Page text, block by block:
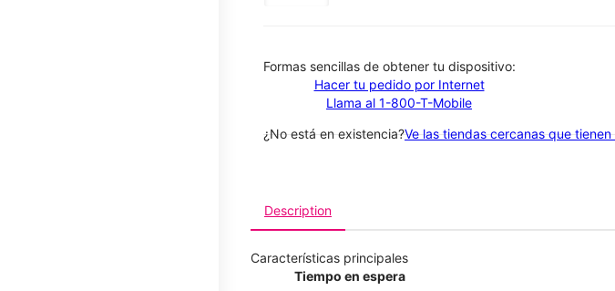
​​​​​​​Formas sencillas de obtener tu dispositivo:
Hacer tu pedido por Internet
Llama al 1-800-T-Mobile
¿No está en existencia?Ve las tiendas cercanas que
Description
Características principales
Tiempo en espera